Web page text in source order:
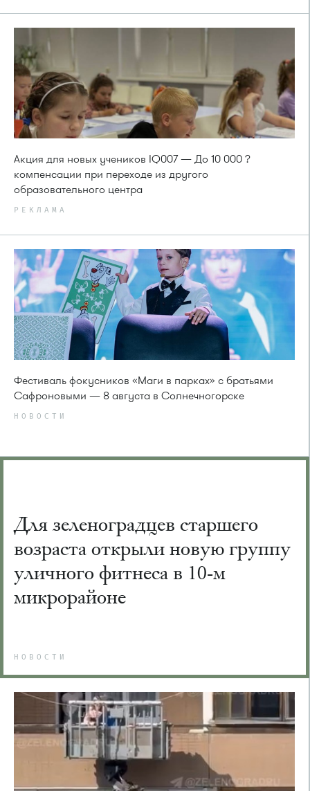
Акция для новых учеников IQ007 — До 10 000 ?
компенсации при переходе из другого
образовательного центра
РЕКЛАМА
Фестиваль фокусников «Маги в парках» с братьями
Сафроновыми — 8 августа в Солнечногорске
НОВОСТИ
Для зеленоградцев старшего
возраста открыли новую группу
уличного фитнеса в 10-м
микрорайоне
НОВОСТИ